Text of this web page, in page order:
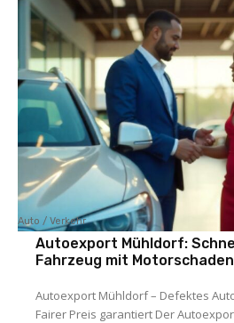
Auto / Verkehr
Autoexport Mühldorf:
Fahrzeug mit
Autoexport Mühldorf – Defektes
Fairer Preis garantiert Der